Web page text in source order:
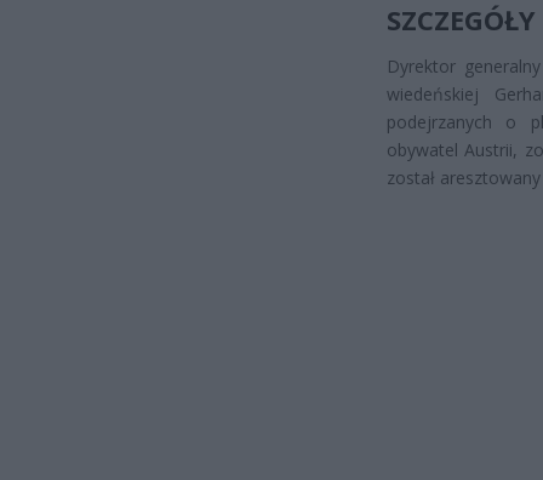
Dyrektor
wiedeńskiej
podejrzanych o
obywatel Austrii,
został